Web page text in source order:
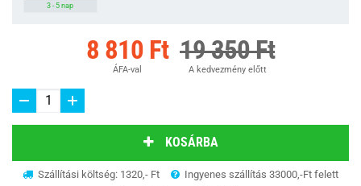
3 - 5 nap
8 810 Ft
ÁFA-val
19 350 Ft
A kedvezmény előtt
KOSÁRBA
Szállítási költség: 1320,- Ft Ingyenes szállítás 33000,-Ft felett